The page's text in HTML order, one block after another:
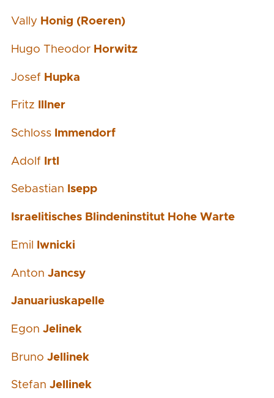
Vally Honig (Roeren)
Hugo Theodor Horwitz
Josef Hupka
Fritz Illner
Schloss Immendorf
Adolf Irtl
Sebastian Isepp
Israelitisches Blindeninstitut Hohe Warte
Emil Iwnicki
Anton Jancsy
Januariuskapelle
Egon Jelinek
Bruno Jellinek
Stefan Jellinek